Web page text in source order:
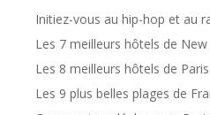
Initiez-vous au hip-hop et au
Les 7 meilleurs hôtels de New
Les 8 meilleurs hôtels de Paris
Les 9 plus belles plages de